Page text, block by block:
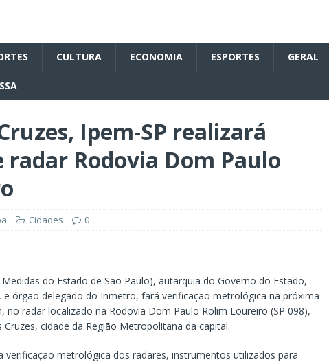
CULTURA ECONOMIA ESPORTES GERAL
Ipem-SP realizará
Rodovia Dom Paulo
Cidades 0
do Estado de São Paulo), autarquia do Governo do Estado,
e órgão delegado do Inmetro, fará verificação metrológica na próxima
no radar localizado na Rodovia Dom Paulo Rolim Loureiro (SP 098),
cidade da Região Metropolitana da capital.
verificação metrológica dos radares, instrumentos utilizados para